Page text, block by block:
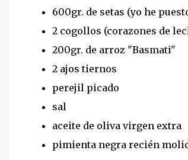
600gr. de setas (yo he
2 cogollos (corazones de
200gr. de arroz "Basmati"
2 ajos tiernos
perejil picado
sal
aceite de oliva virgen extra
pimienta negra recién